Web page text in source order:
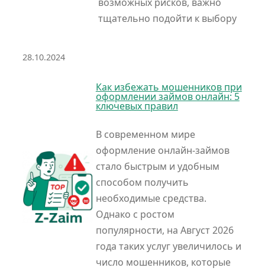
тщательно подойти к выбору
28.10.2024
Как избежать мошенников при
оформлении займов онлайн: 5
ключевых правил
В современном мире
оформление онлайн-займов
стало быстрым и удобным
способом получить
необходимые средства.
Однако с ростом
популярности, на Август 2026
года таких услуг увеличилось и
число мошенников, которые